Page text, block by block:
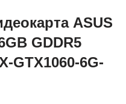
ASUS
GDDR5
GTX1060-6G-